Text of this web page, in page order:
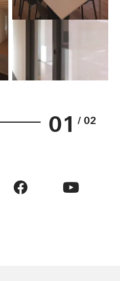
01 / 02